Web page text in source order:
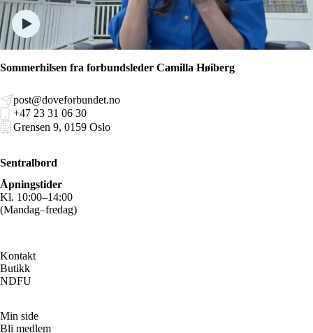
Sommerhilsen fra forbundsleder Camilla Høiberg
post@doveforbundet.no
+47 23 31 06 30
Grensen 9, 0159 Oslo
Sentralbord
Åpningstider
Kl. 10:00–14:00
(Mandag–fredag)
Kontakt
Butikk
NDFU
Min side
Bli medlem